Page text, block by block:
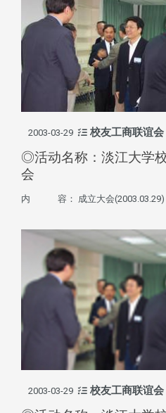
2003-03-29 校友工商联谊会
◎活动名称：淡江大学
会
内 容： 成立大会(2003.03.29)
2003-03-29 校友工商联谊会